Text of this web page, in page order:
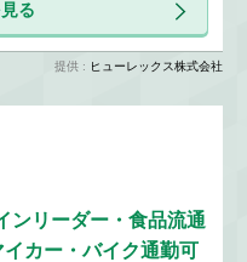
る
提供 : ヒューレックス株式会社
ンリーダー・食品流通
カー・バイク通勤可